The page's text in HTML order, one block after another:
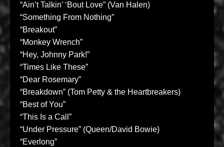
“Ain’t Talkin’ ‘Bout Love” (Van Halen)
“Something From Nothing”
“Breakout”
“Monkey Wrench”
“Hey, Johnny Park!”
“Times Like These”
“Dear Rosemary”
“Breakdown” (Tom Petty & the Heartbreakers)
“Best of You”
“This Is a Call”
“Under Pressure” (Queen/David Bowie)
“Everlong”